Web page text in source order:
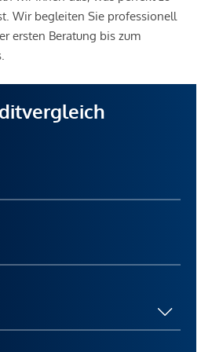
Wir begleiten Sie professionell
ersten Beratung bis zum